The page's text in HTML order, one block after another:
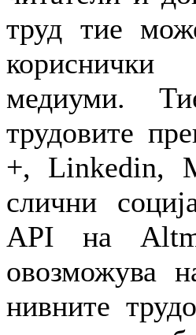
труд тие
медиуми.
трудовите
+, Linkedin,
слични
API на
овозможува
нивните